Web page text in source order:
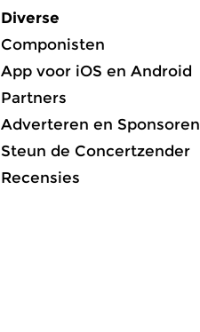
Diverse
Componisten
App voor iOS en Android
Partners
Adverteren en Sponsoren
Steun de Concertzender
Recensies